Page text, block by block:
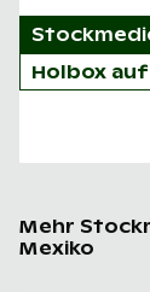
Holbox
Mehr
Mexiko